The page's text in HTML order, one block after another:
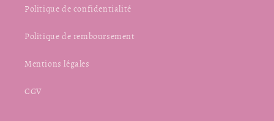
Politique de confidentialité
Politique de remboursement
Mentions légales
CGV